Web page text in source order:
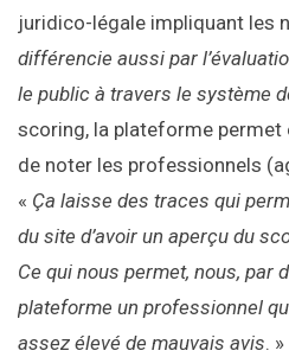
juridico-légale impliquant les
différencie aussi par
le public à travers le système
scoring, la plateforme
de noter les professionnels
« Ça laisse des traces qui
du site d’avoir un aperçu du
Ce qui nous permet, nous, par
plateforme un professionnel
assez élevé de mauvais avis. »